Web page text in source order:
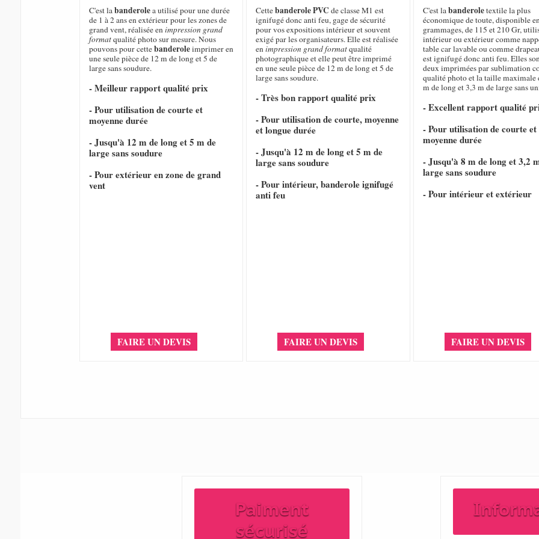
C'est labanderolea utilisé pour une durée
de 1 à 2 ans en extérieur pour les zones de
grand vent, réalisée enimpression grand
formatqualité photo sur mesure. Nous
pouvons pour cettebanderoleimprimer en
une seule pièce de 12 m de long et 5 de
large sans soudure.
- Meilleur rapport qualité prix
- Pour utilisation de courte et
moyenne durée
- Jusqu'à 12 m de long et 5 m de
large sans soudure
- Pour extérieur en zone de grand
vent
FAIRE UN DEVIS
Cettebanderole PVC de classe M1 est
ignifugé donc anti feu, gage de sécurité
pour vos expositions intérieur et souvent
exigé par les organisateurs. Elle est réalisée
enimpression grand formatqualité
photographique et elle peut être imprimé
en une seule pièce de 12 m de long et 5 de
large sans soudure.
- Très bon rapport qualité prix
- Pour utilisation de courte, moyenne
et longue durée
- Jusqu'à 12 m de long et 5 m de
large sans soudure
- Pour intérieur, banderole ignifugé
anti feu
FAIRE UN DEVIS
C'est labanderoletextile la plus
économique de toute, disponible
grammages, de 115 et 210 Gr,
intérieur ou extérieur comme
table car lavable ou comme
est ignifugé donc anti feu. Elles
deux imprimées par sublimation
qualité photo et la taille maximale
m de long et 3,3 m de large sans
- Excellent rapport qualité
- Pour utilisation de courte et
moyenne durée
- Jusqu'à 8 m de long et 3,2
large sans soudure
- Pour intérieur et extérieur
FAIRE UN DEVIS
Paiment
sécurisé